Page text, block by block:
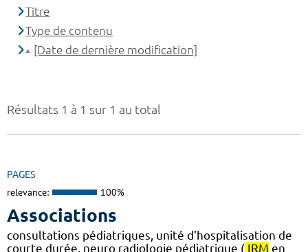
Résultats 1 à 1 sur 1 au total
PAGES
relevance: 100%
Associations
consultations pédiatriques, unité d'hospitalisation de
courte durée, neuro radiologie pédiatrique ( IRM en
Titre
Type de contenu
[Date de dernière modification]